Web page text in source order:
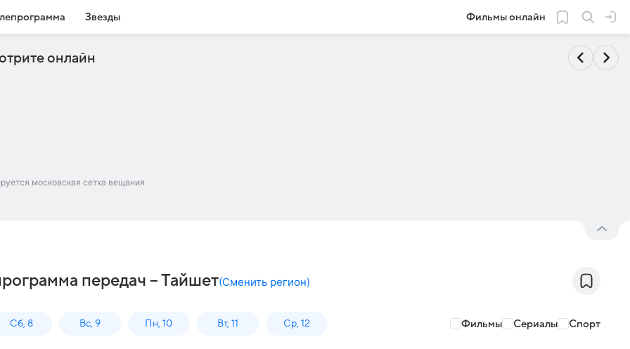
Звезды Фильмы онлайн
онлайн
московская сетка вещания
передач – Тайшет(Сменить регион)
Сб, 8 Вс, 9 Пн, 10 Вт, 11 Ср, 12 Фильмы Сериалы Спорт